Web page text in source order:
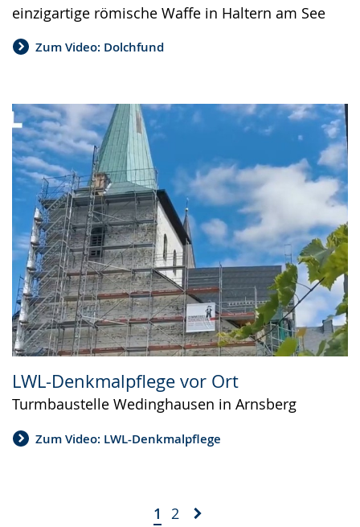
einzigartige römische Waffe in Haltern am See
Zum Video: Dolchfund
LWL-Denkmalpflege vor Ort
Turmbaustelle Wedinghausen in Arnsberg
Zum Video: LWL-Denkmalpflege
1 2